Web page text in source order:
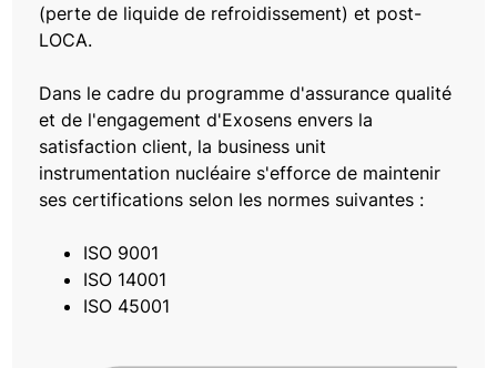
(perte de liquide de refroidissement) et post-
LOCA.
Dans le cadre du programme d'assurance qualité
et de l'engagement d'Exosens envers la
satisfaction client, la business unit
instrumentation nucléaire s'efforce de maintenir
ses certifications selon les normes suivantes :
ISO 9001
ISO 14001
ISO 45001